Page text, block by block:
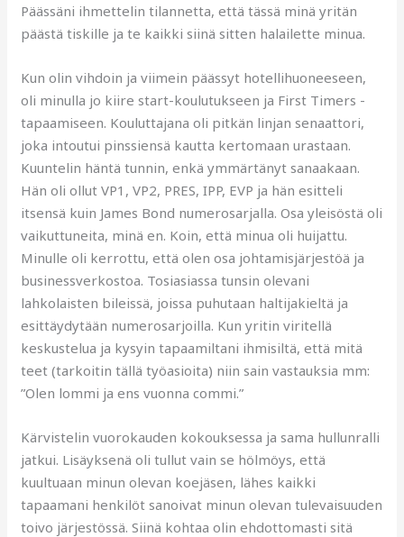
Päässäni ihmettelin tilannetta, että tässä minä yritän
päästä tiskille ja te kaikki siinä sitten halailette minua.
Kun olin vihdoin ja viimein päässyt hotellihuoneeseen,
oli minulla jo kiire start-koulutukseen ja First Timers -
tapaamiseen. Kouluttajana oli pitkän linjan senaattori,
joka intoutui pinssiensä kautta kertomaan urastaan.
Kuuntelin häntä tunnin, enkä ymmärtänyt sanaakaan.
Hän oli ollut VP1, VP2, PRES, IPP, EVP ja hän esitteli
itsensä kuin James Bond numerosarjalla. Osa yleisöstä oli
vaikuttuneita, minä en. Koin, että minua oli huijattu.
Minulle oli kerrottu, että olen osa johtamisjärjestöä ja
businessverkostoa. Tosiasiassa tunsin olevani
lahkolaisten bileissä, joissa puhutaan haltijakieltä ja
esittäydytään numerosarjoilla. Kun yritin viritellä
keskustelua ja kysyin tapaamiltani ihmisiltä, että mitä
teet (tarkoitin tällä työasioita) niin sain vastauksia mm:
”Olen lommi ja ens vuonna commi.”
Kärvistelin vuorokauden kokouksessa ja sama hullunralli
jatkui. Lisäyksenä oli tullut vain se hölmöys, että
kuultuaan minun olevan koejäsen, lähes kaikki
tapaamani henkilöt sanoivat minun olevan tulevaisuuden
toivo järjestössä. Siinä kohtaa olin ehdottomasti sitä